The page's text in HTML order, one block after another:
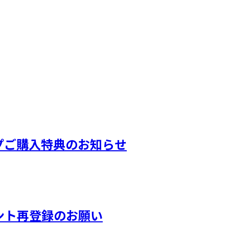
購入特典のお知らせ
ト再登録のお願い